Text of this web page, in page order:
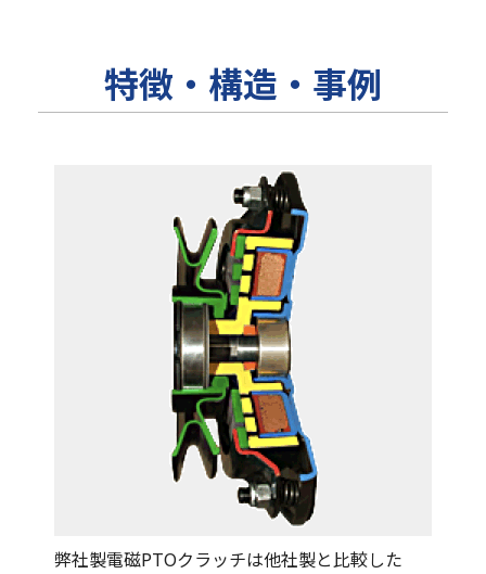
特徴・構造・事例
弊社製電磁PTOクラッチは他社製と比較した